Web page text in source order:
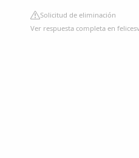
Solicitud de eliminación
Ver respuesta completa en